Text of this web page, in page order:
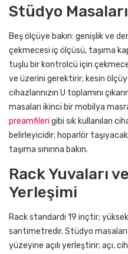
Stüdyo
Beş ölçüye bakın: genişlik ve
çekmecesi iç ölçüsü, taşıma
tuşlu bir kontrolcü için
ve üzerini gerektirir; kesin
cihazlarınızın U toplamını
masaları ikinci bir mobilya
preamfileri gibi sık kullanılan
belirleyicidir; hoparlör
taşıma sınırına bakın.
Rack Yuvaları
Yerleşimi
Rack standardı 19 inçtir;
santimetredir. Stüdyo masaları
yüzeyine açılı yerleştirir; açı,